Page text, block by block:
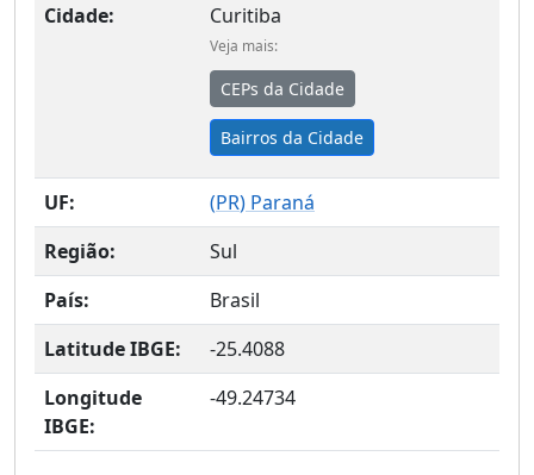
Cidade:
Curitiba
Veja mais:
CEPs da Cidade
Bairros da Cidade
UF: (PR) Paraná
Região:
Sul
País:
Brasil
Latitude IBGE:
-25.4088
Longitude
IBGE:
-49.24734